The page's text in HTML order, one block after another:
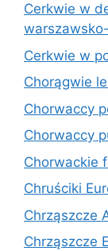
Cerkwie w
Cerkwie w
Chorągwie
Chorwaccy
Chorwaccy
Chorwackie
Chruściki
Chrząszcze
Chrząszcze